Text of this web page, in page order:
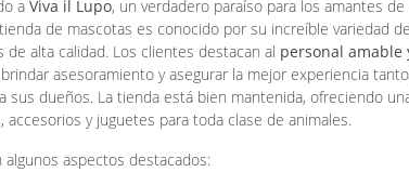
a Viva il Lupo, un verdadero paraíso para los amantes
de mascotas es conocido por su increíble variedad
de alta calidad. Los clientes destacan al personal amable
asesoramiento y asegurar la mejor experiencia
sus dueños. La tienda está bien mantenida, ofreciendo
accesorios y juguetes para toda clase de animales.
algunos aspectos destacados: